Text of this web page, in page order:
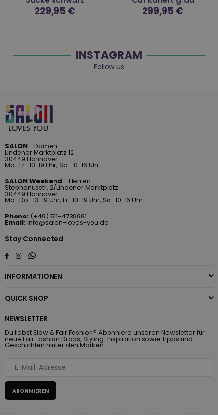
Normaler
Preis
229,95 € Normaler
Preis
299,95 €
INSTAGRAM
Follow us
SALON- Damen
Lindener Marktplatz 12
30449 Hannover
Mo.-Fr.: 10-19 Uhr, Sa.: 10-16 Uhr
SALON Weekend - Herren
Stephanusstr. 2/Lindener Marktplatz
30449 Hannover
Mo.-Do.: 13-19 Uhr, Fr.: 10-19 Uhr, Sa.: 10-16 Uhr
Phone: (+49) 511-4739991
Email: info@salon-loves-you.de
Stay Connected
Facebook
InstagramWhatsapp
INFORMATIONEN
QUICK SHOP
NEWSLETTER
Du liebst Slow & Fair Fashion? Abonniere unseren Newsletter für
neue Fair Fashion Drops, Styling-Inspiration sowie Tipps und
Geschichten hinter den Marken.
ABONNIEREN